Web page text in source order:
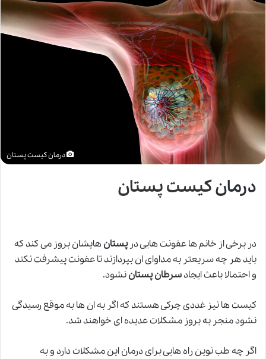
درمان کیست پستان
درمانکیست پستان
در برخی از خانم ها عفونت هایی در پستان هایشان بروز می کند که
باید هر چه سریعتر به مداوای ان بپردازند تا عفونت پیشرفت نکند
و احتمالا باعث ایجادسرطان پستاننشود.
کیست ها نیز غددی چرکی هستند که اگر به ان ها به موقع رسیدگی
نشود منجر به بروز مشکلات عدیده ای خواهند شد.
اگر چه طب نوین راه هایی برای درمان این مشکلات دارد و به